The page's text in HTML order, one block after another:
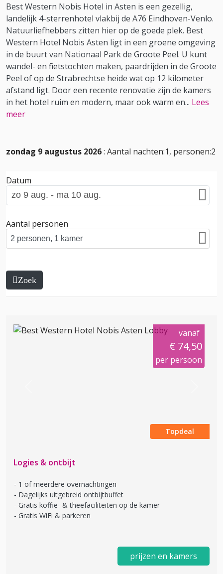
Best Western Nobis Hotel in Asten is een gezellig,
landelijk 4-sterrenhotel vlakbij de A76 Eindhoven-Venlo.
Natuurliefhebbers zitten hier op de goede plek. Best
Western Hotel Nobis Asten ligt in een groene omgeving
in de buurt van Nationaal Park de Groote Peel. U kunt
wandel- en fietstochten maken, paardrijden in de Groote
Peel of op de Strabrechtse heide wat op 12 kilometer
afstand ligt. Door een recente renovatie zijn de kamers
in het hotel ruim en modern, maar ook warm en... Lees
meer
zondag 9 augustus 2026: Aantal nachten:1, personen:2
Datum
Aantal personen
Zoek
vanaf
€ 74,50
per persoon
Topdeal
Logies & ontbijt
1 of meerdere overnachtingen
Dagelijks uitgebreid ontbijtbuffet
Gratis koffie- & theefaciliteiten op de kamer
Gratis WiFi & parkeren
prijzen en kamers